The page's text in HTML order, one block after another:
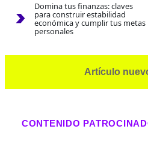
Domina tus finanzas: claves
para construir estabilidad
económica y cumplir tus metas
personales
Artículo
CONTENIDO